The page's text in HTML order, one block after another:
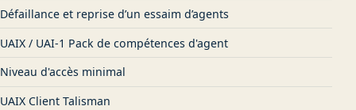
Défaillance et reprise d’un essaim d’agents
UAIX / UAI-1 Pack de compétences d'agent
Niveau d'accès minimal
UAIX Client Talisman